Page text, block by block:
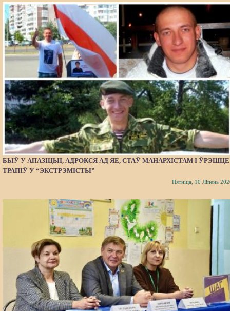
БЫЎ У АПАЗІЦЫІ, АДРОКСЯ АД ЯЕ, СТАЎ МАНАРХІСТАМ І ЎРЭШЦЕ
ТРАПІЎ У “ЭКСТРЭМІСТЫ”
Пятніца, 10 Ліпень